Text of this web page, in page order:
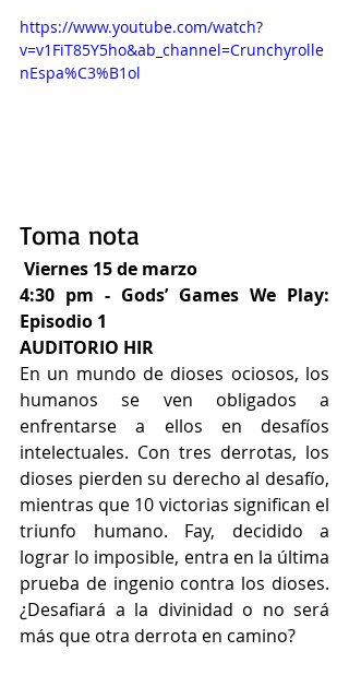
https://www.youtube.com/watch?
v=v1FiT85Y5ho&ab_channel=Crunchyrolle
nEspa%C3%B1ol
Toma nota
Viernes 15 de marzo
4:30 pm - Gods’ Games We Play:
Episodio 1
AUDITORIO HIR
En un mundo de dioses ociosos, los
humanos se ven obligados a
enfrentarse a ellos en desafíos
intelectuales. Con tres derrotas, los
dioses pierden su derecho al desafío,
mientras que 10 victorias significan el
triunfo humano. Fay, decidido a
lograr lo imposible, entra en la última
prueba de ingenio contra los dioses.
¿Desafiará a la divinidad o no será
más que otra derrota en camino?